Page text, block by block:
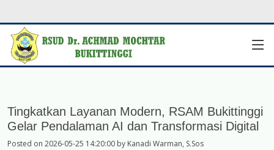
Tingkatkan Layanan Modern, RSAM Bukittinggi
Gelar Pendalaman AI dan Transformasi Digital
Posted on 2026-05-25 14:20:00 by Kanadi Warman, S.Sos